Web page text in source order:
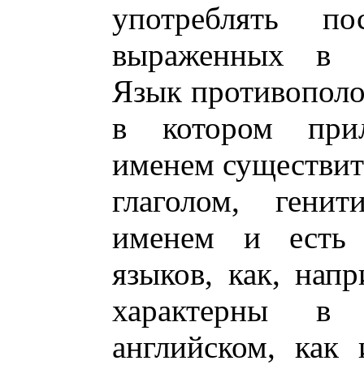
употреблять
выраженных в
Язык
в котором
именем
глаголом,
именем и есть
языков, как,
характерны
английском,